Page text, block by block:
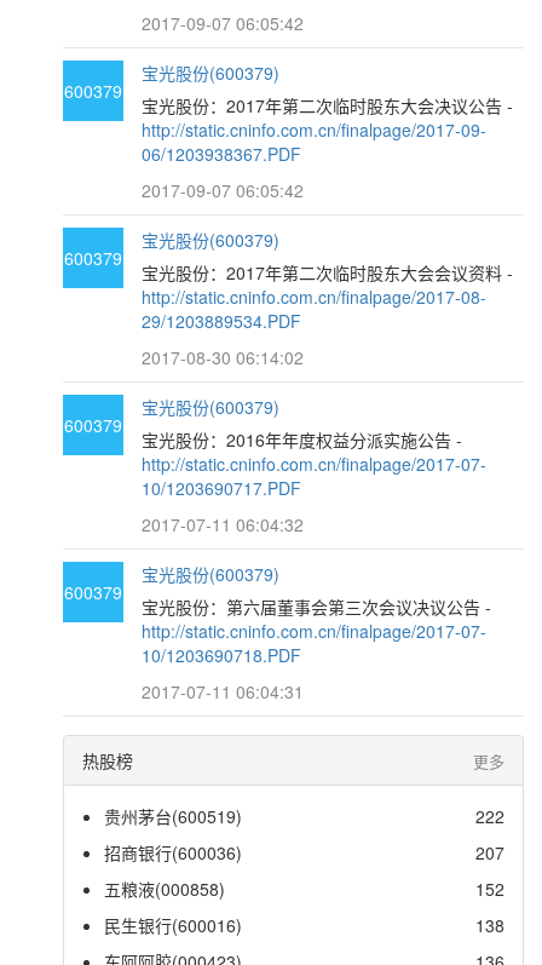
2017-09-07 06:05:42
600379
宝光股份(600379)
宝光股份：2017年第二次临时股东大会决议公告 -
http://static.cninfo.com.cn/finalpage/2017-09-
06/1203938367.PDF
2017-09-07 06:05:42
600379
宝光股份(600379)
宝光股份：2017年第二次临时股东大会会议资料 -
http://static.cninfo.com.cn/finalpage/2017-08-
29/1203889534.PDF
2017-08-30 06:14:02
600379
宝光股份(600379)
宝光股份：2016年年度权益分派实施公告 -
http://static.cninfo.com.cn/finalpage/2017-07-
10/1203690717.PDF
2017-07-11 06:04:32
600379
宝光股份(600379)
宝光股份：第六届董事会第三次会议决议公告 -
http://static.cninfo.com.cn/finalpage/2017-07-
10/1203690718.PDF
2017-07-11 06:04:31
热股榜 更多
贵州茅台(600519)
222
招商银行(600036)
207
五粮液(000858)
152
民生银行(600016)
138